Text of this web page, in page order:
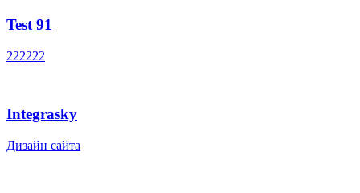
Test 91
222222
Integrasky
Дизайн сайта